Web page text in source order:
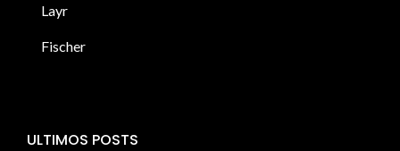
Layr
Fischer
ULTIMOS POSTS